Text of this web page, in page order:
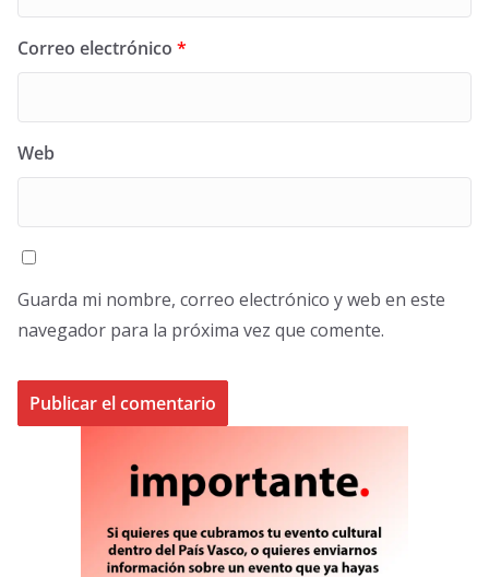
Correo electrónico *
Web
Guarda mi nombre, correo electrónico y web en este
navegador para la próxima vez que comente.